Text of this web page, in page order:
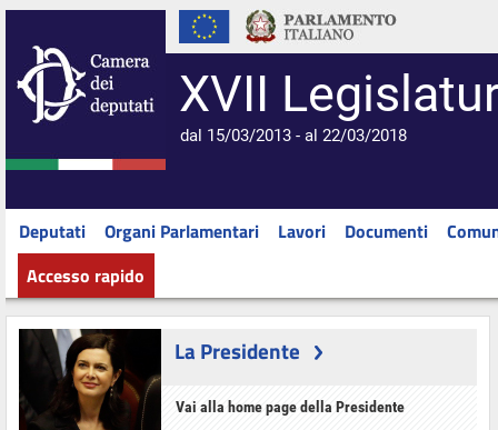
XVII
dal 15/03/2013 - al 22/03/2018
Deputati Organi Parlamentari Lavori Documenti
Accesso rapido
La Presidente
Vai alla home page della Presidente